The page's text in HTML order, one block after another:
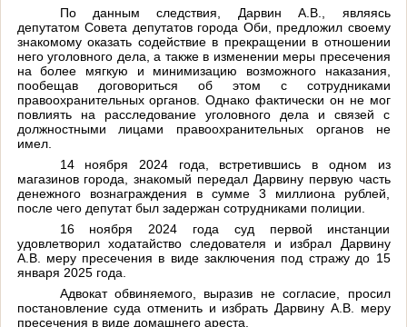
По данным следствия, Дарвин А.В., являясь
депутатом Совета депутатов города Оби, предложил своему
знакомому оказать содействие в прекращении в отношении
него уголовного дела, а также в изменении меры пресечения
на более мягкую и минимизацию возможного наказания,
пообещав договориться об этом с сотрудниками
правоохранительных органов. Однако фактически он не мог
повлиять на расследование уголовного дела и связей с
должностными лицами правоохранительных органов не
имел.
14 ноября 2024 года, встретившись в одном из
магазинов города, знакомый передал Дарвину первую часть
денежного вознаграждения в сумме 3 миллиона рублей,
после чего депутат был задержан сотрудниками полиции.
16 ноября 2024 года суд первой инстанции
удовлетворил ходатайство следователя и избрал Дарвину
А.В. меру пресечения в виде заключения под стражу до 15
января 2025 года.
Адвокат обвиняемого, выразив не согласие, просил
постановление суда отменить и избрать Дарвину А.В. меру
пресечения в виде домашнего ареста.